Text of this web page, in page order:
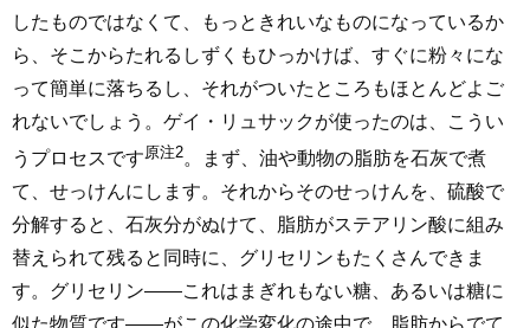
したものではなくて、もっときれいなものになっているか
ら、そこからたれるしずくもひっかけば、すぐに粉々にな
って簡単に落ちるし、それがついたところもほとんどよご
れないでしょう。ゲイ・リュサックが使ったのは、こうい
うプロセスです 原注2。まず、油や動物の脂肪を石灰で煮
て、せっけんにします。それからそのせっけんを、硫酸で
分解すると、石灰分がぬけて、脂肪がステアリン酸に組み
替えられて残ると同時に、グリセリンもたくさんできま
す。グリセリン――これはまぎれもない糖、あるいは糖に